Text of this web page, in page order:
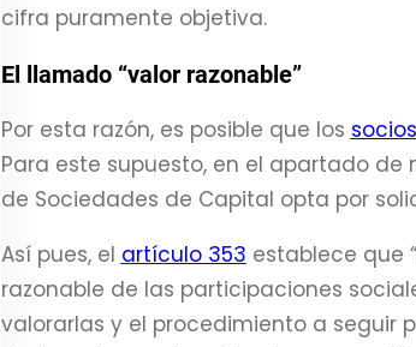
cifra puramente objetiva.
El llamado “valor razonable”
Por esta razón, es posible que los socios
Para este supuesto, en el apartado de
de Sociedades de Capital opta por
Así pues, el artículo 353 establece que
razonable de las participaciones
valorarlas y el procedimiento a seguir